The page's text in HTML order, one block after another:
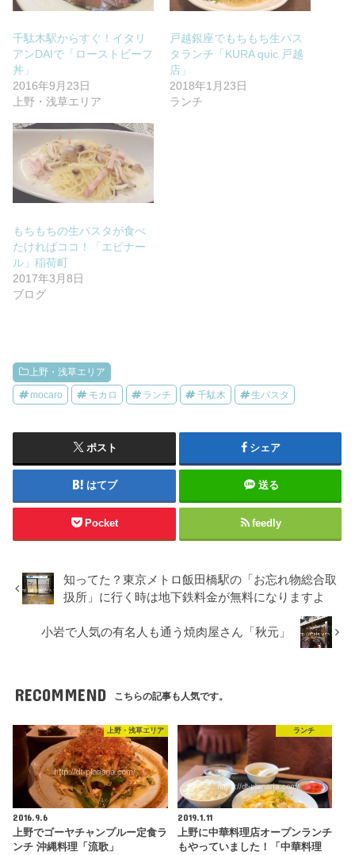
千駄木駅からすぐ！イタリ
アンDAIで「ローストビーフ
丼」
2016年9月23日
上野・浅草エリア
戸越銀座でもちもち生パス
タランチ「KURA quic 戸越
店」
2018年1月23日
ランチ
もちもちの生パスタが食べ
たければココ！「エピナー
ル」稲荷町
2017年3月8日
ブログ
上野・浅草エリア
mocaro モカロ ランチ 千駄木 生パスタ
ポスト シェア
はてブ 送る
Pocket feedly
知ってた？東京メトロ飯田橋駅の「お忘れ物総合取
扱所」に行く時は地下鉄料金が無料になりますよ
小岩で人気の有名人も通う焼肉屋さん「秋元」
RECOMMEND こちらの記事も人気です。
上野・浅草エリア
2016.9.6
上野でゴーヤチャンプルー定食ラ
ンチ 沖縄料理「流歌」
ランチ
2019.1.11
上野に中華料理店オープンランチ
もやっていました！「中華料理